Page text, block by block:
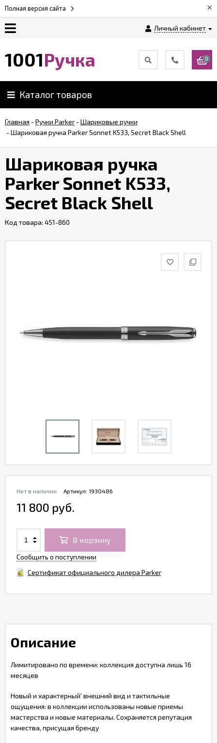
Полная версия сайта ×
Личный кабинет
Возврат
Обзоры
ручек
Контакты
1001Ручка 0
Каталог товаров
Главная -Ручки Parker -Шариковые ручки
-Шариковая ручка Parker Sonnet K533, Secret Black Shell
Шариковая ручка
Parker Sonnet K533,
Secret Black Shell
Код товара: 451-860
Артикул: 1930486
Нет в наличии
11 800 руб.
В корзину
Сообщить о поступлении
Сертификат официального дилера Parker
Описание
Лимитировано по времени: коллекция доступна лишь 16
месяцев
Новый и характерный' внешний вид и тактильные
ощущения: в коллекции использованы новые приемы
мастерства и новые материалы. Сохраняется репутация
качества, присущая бренду